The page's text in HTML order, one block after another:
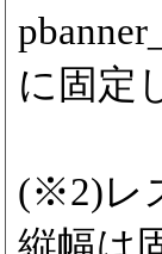
に固定
(※2)レ